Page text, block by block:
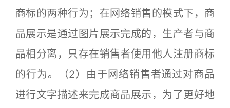
商标的两种行为；在网络销售的模式下，商
品展示是通过图片展示完成的，生产者与商
品相分离，只存在销售者使用他人注册商标
的行为。（2）由于网络销售者通过对商品
进行文字描述来完成商品展示，为了更好地